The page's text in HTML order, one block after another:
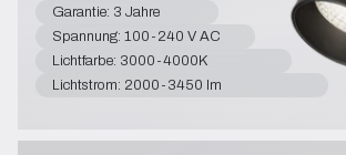
Garantie: 3 Jahre
Spannung: 100-240 V AC
Lichtfarbe: 3000-4000K
Lichtstrom: 2000-3450 lm